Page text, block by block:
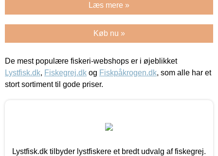
Læs mere »
Køb nu »
De mest populære fiskeri-webshops er i øjeblikket
Lystfisk.dk, Fiskegrej.dk og Fiskpåkrogen.dk, som alle har et
stort sortiment til gode priser.
Lystfisk.dk tilbyder lystfiskere et bredt udvalg af fiskegrej.